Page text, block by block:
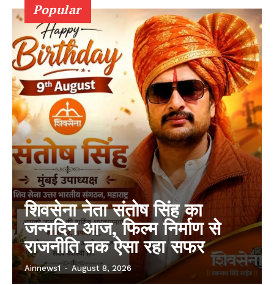
Popular
शिवसेना नेता संतोष सिंह का
जन्मदिन आज, फिल्म निर्माण से
राजनीति तक ऐसा रहा सफर
Ainnews1 - August 8, 2026